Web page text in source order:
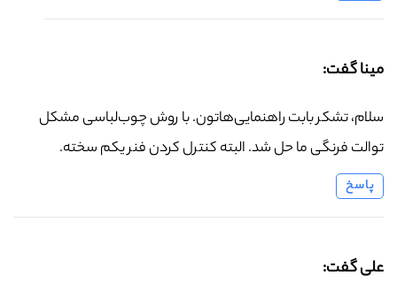
مینا گفت:
سلام، تشکر بابت راهنمایی‌هاتون. با روش چوب‌لباسی مشکل
توالت فرنگی ما حل شد. البته کنترل کردن فنر یکم سخته.
پاسخ
علی گفت: